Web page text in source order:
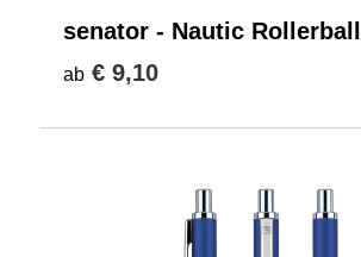
senator - Nautic Rollerball
ab € 9,10